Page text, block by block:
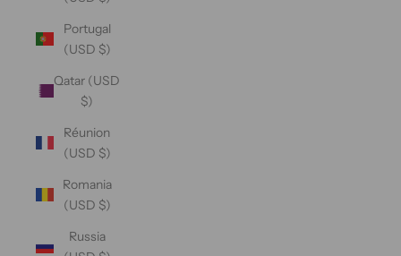
Portugal
(USD $)
Qatar (USD
$)
Réunion
(USD $)
Romania
(USD $)
Russia